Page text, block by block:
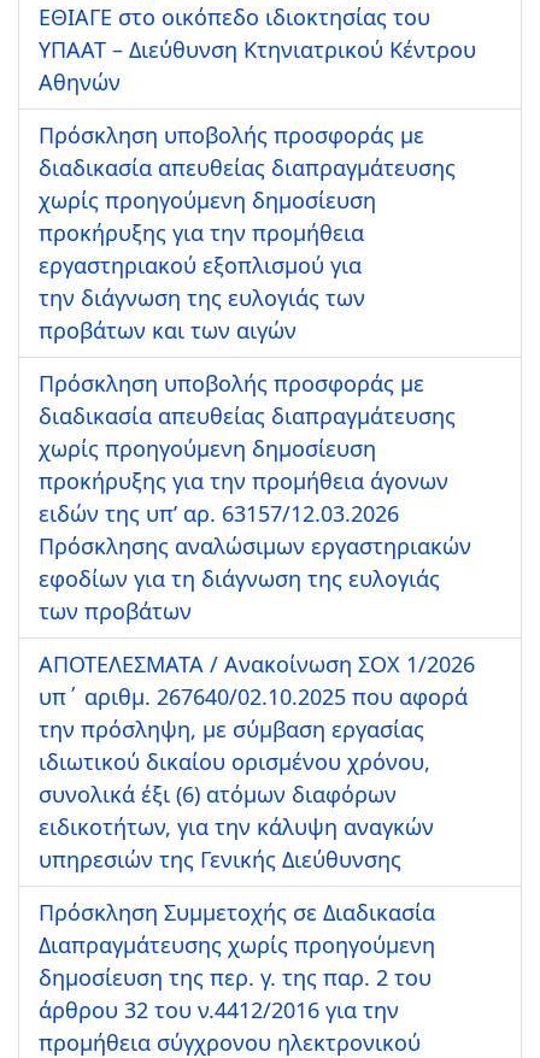
ΕΘΙΑΓΕ στο οικόπεδο ιδιοκτησίας του
ΥΠΑΑΤ – Διεύθυνση Κτηνιατρικού Κέντρου
Αθηνών
Πρόσκληση υποβολής προσφοράς με
διαδικασία απευθείας διαπραγμάτευσης
χωρίς προηγούμενη δημοσίευση
προκήρυξης για την προμήθεια
εργαστηριακού εξοπλισμού για
την διάγνωση της ευλογιάς των
προβάτων και των αιγών
Πρόσκληση υποβολής προσφοράς με
διαδικασία απευθείας διαπραγμάτευσης
χωρίς προηγούμενη δημοσίευση
προκήρυξης για την προμήθεια άγονων
ειδών της υπ’ αρ. 63157/12.03.2026
Πρόσκλησης αναλώσιμων εργαστηριακών
εφοδίων για τη διάγνωση της ευλογιάς
των προβάτων
ΑΠΟΤΕΛΕΣΜΑΤΑ / Ανακοίνωση ΣΟΧ 1/2026
υπ΄ αριθμ. 267640/02.10.2025 που αφορά
την πρόσληψη, με σύμβαση εργασίας
ιδιωτικού δικαίου ορισμένου χρόνου,
συνολικά έξι (6) ατόμων διαφόρων
ειδικοτήτων, για την κάλυψη αναγκών
υπηρεσιών της Γενικής Διεύθυνσης
Πρόσκληση Συμμετοχής σε Διαδικασία
Διαπραγμάτευσης χωρίς προηγούμενη
δημοσίευση της περ. γ. της παρ. 2 του
άρθρου 32 του ν.4412/2016 για την
προμήθεια σύγχρονου ηλεκτρονικού